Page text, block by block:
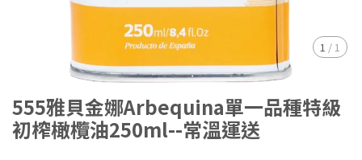
1 / 1
555雅貝金娜Arbequina單一品種特級
初榨橄欖油250ml--常溫運送